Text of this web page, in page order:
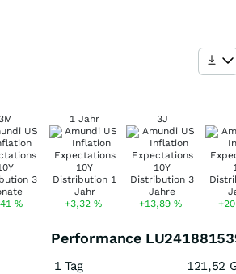
%
1 Jahr
+3,32 %
3J
+13,89%
Performance
1 Tag 121,52